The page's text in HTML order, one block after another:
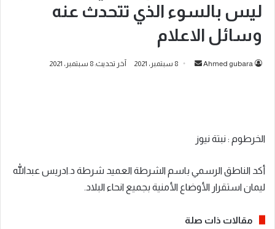
ليس بالسوء الذي تتحدث عنه
وسائل الاعلام
Ahmed gubara
أرسل8 سبتمبر، 2021 آخر تحديث: 8 سبتمبر، 2021
الخرطوم : نبتة نيوز
أكد الناطق الرسمي باسم الشرطة العميد شرطة د.ادريس عبدالله
ليمان استقرار الأوضاع الأمنية بجميع انحاء البلاد.
مقالات ذات صلة